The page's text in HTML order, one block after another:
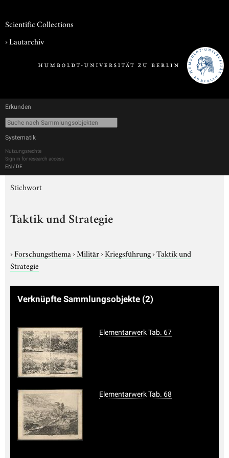
Scientific Collections
›Lautarchiv
Erkunden
Systematik
Nutzungsrechte
Sign in for research access
EN / DE
Stichwort
Taktik und Strategie
›Forschungsthema›Militär›Kriegsführung›Taktik und
Strategie
Verknüpfte Sammlungsobjekte (2)
Elementarwerk Tab. 67
Elementarwerk Tab. 68